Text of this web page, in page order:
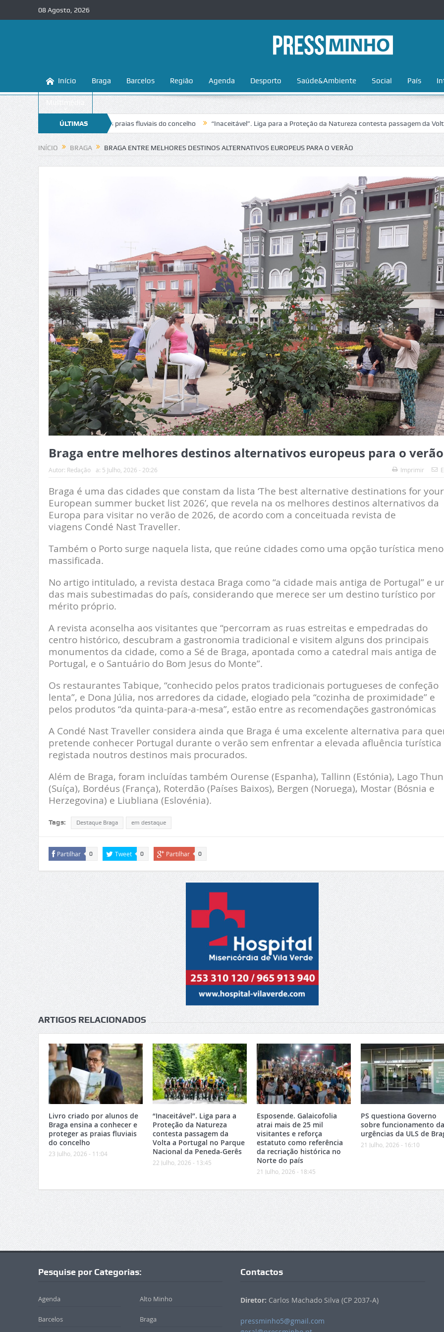
08 Agosto, 2026
Início Braga Barcelos Região Agenda Desporto Saúde&Ambiente Social País
Multimédia
ÚLTIMAS
NOTÍCIAS
a conhecer e proteger as praias fluviais do concelho “Inaceitável”. Liga para a Proteção da Natureza contesta passagem da Volta a
INÍCIO BRAGA BRAGA ENTRE MELHORES DESTINOS ALTERNATIVOS EUROPEUS PARA O VERÃO
Braga entre melhores destinos alternativos europeus para o verão
Autor: Redação a: 5 Julho, 2026 - 20:26 Imprimir
Braga é uma das cidades que constam da lista ‘The best alternative destinations for your
European summer bucket list 2026’, que revela na os melhores destinos alternativos da
Europa para visitar no verão de 2026, de acordo com a conceituada revista de
viagens Condé Nast Traveller.
Também o Porto surge naquela lista, que reúne cidades como uma opção turística
massificada.
No artigo intitulado, a revista destaca Braga como “a cidade mais antiga de Portugal” e
das mais subestimadas do país, considerando que merece ser um destino turístico por
mérito próprio.
A revista aconselha aos visitantes que “percorram as ruas estreitas e empedradas do
centro histórico, descubram a gastronomia tradicional e visitem alguns dos principais
monumentos da cidade, como a Sé de Braga, apontada como a catedral mais antiga de
Portugal, e o Santuário do Bom Jesus do Monte”.
Os restaurantes Tabique, “conhecido pelos pratos tradicionais portugueses de confeção
lenta”, e Dona Júlia, nos arredores da cidade, elogiado pela “cozinha de proximidade” e
pelos produtos “da quinta-para-a-mesa”, estão entre as recomendações gastronómicas
A Condé Nast Traveller considera ainda que Braga é uma excelente alternativa para
pretende conhecer Portugal durante o verão sem enfrentar a elevada afluência turística
registada noutros destinos mais procurados.
Além de Braga, foram incluídas também Ourense (Espanha), Tallinn (Estónia), Lago Thun
(Suíça), Bordéus (França), Roterdão (Países Baixos), Bergen (Noruega), Mostar (Bósnia e
Herzegovina) e Liubliana (Eslovénia).
Tags: Destaque Braga em destaque
Partilhar 0 Tweet 0 Partilhar 0
ARTIGOS RELACIONADOS
Livro criado por alunos de
Braga ensina a conhecer e
proteger as praias fluviais
do concelho
23 Julho, 2026 - 11:04
“Inaceitável”. Liga para a
Proteção da Natureza
contesta passagem da
Volta a Portugal no Parque
Nacional da Peneda-Gerês
22 Julho, 2026 - 13:45
Esposende. Galaicofolia
atrai mais de 25 mil
visitantes e reforça
estatuto como referência
da recriação histórica no
Norte do país
21 Julho, 2026 - 18:45
PS questiona Governo
sobre funcionamento
urgências da ULS de
21 Julho, 2026 - 16:10
Pesquise por Categorias:
Agenda Alto Minho
Barcelos Braga
Contactos
Diretor: Carlos Machado Silva (CP 2037-A)
pressminho5@gmail.com